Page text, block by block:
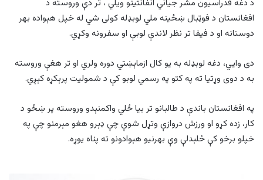
د دغه فدراسیون مشر جیاني انفانتینو ويلي ، تر دې وروسته د
افغانستان د فوټبال ښځينه ملي لوبډله کولی شي له خپل هېواده بهر
دوستانه او د فیفا تر نظر لاندې لوبې او سفرونه وکړي.
دی وايي، دغه لوبډله به يو کال ازماېښتي دوره ولري او تر هغې وروسته
به د دوی وړتیا ته په کتو په رسمي لوبو کې د شموليت پرېکړه کېږي.
په افغانستان باندې د طالبانو تر بیا ځلي واکمنېدو وروسته پر ښځو د
کار، زده کړو او ورزش دروازې وتړل شوې چې ډېرو هغو مېرمنو چې په
خپلو برخو کې ځلېدلې وې بهرنيو هېوادونو ته پناه یوړه.